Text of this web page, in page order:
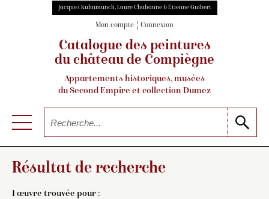
Jacques Kuhnmunch, Laure Chabanne & Étienne Guibert
Mon compte Connexion
Catalogue des peintures
du château de Compiègne
Appartements historiques, musées
du Second Empire et collection Dumez
Résultat de recherche
1 œuvre trouvée pour :